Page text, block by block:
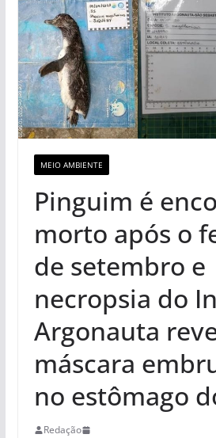
MEIO AMBIENTE
Pinguim é
morto após o
de setembro e
necropsia do
Argonauta
máscara
no estômago
Redação